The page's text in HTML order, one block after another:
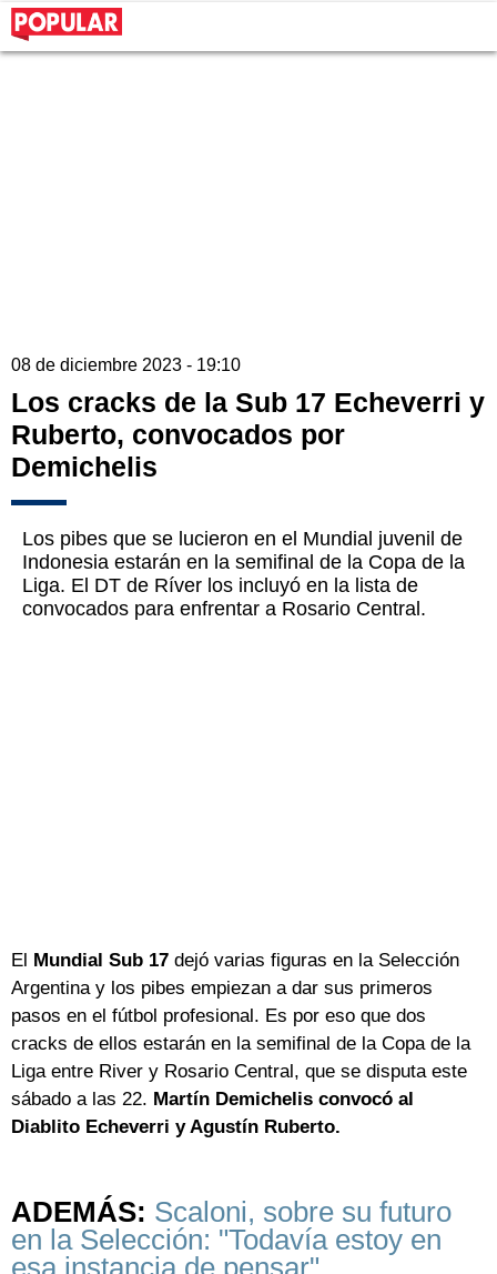
08 de diciembre 2023 - 19:10
Los cracks de la Sub 17 Echeverri y
Ruberto, convocados por
Demichelis
Los pibes que se lucieron en el Mundial juvenil de
Indonesia estarán en la semifinal de la Copa de la
Liga. El DT de Ríver los incluyó en la lista de
convocados para enfrentar a Rosario Central.
El Mundial Sub 17 dejó varias figuras en la Selección
Argentina y los pibes empiezan a dar sus primeros
pasos en el fútbol profesional. Es por eso que dos
cracks de ellos estarán en la semifinal de la Copa de la
Liga entre River y Rosario Central, que se disputa este
sábado a las 22. Martín Demichelis convocó al
Diablito Echeverri y Agustín Ruberto.
ADEMÁS: Scaloni, sobre su futuro
en la Selección: "Todavía estoy en
esa instancia de pensar"